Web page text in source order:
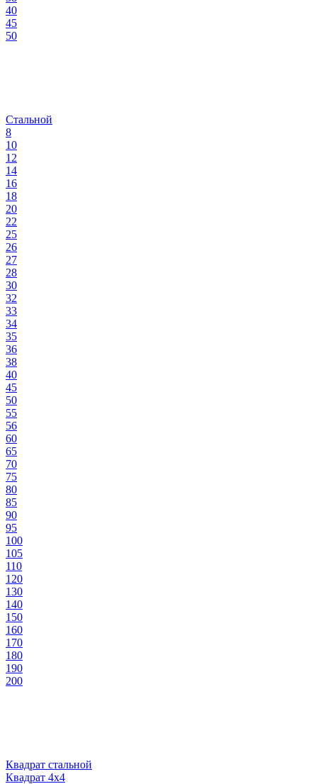
40
45
50
Стальной
8
10
12
14
16
18
20
22
25
26
27
28
30
32
33
34
35
36
38
40
45
50
55
56
60
65
70
75
80
85
90
95
100
105
110
120
130
140
150
160
170
180
190
200
Квадрат стальной
Квадрат 4х4